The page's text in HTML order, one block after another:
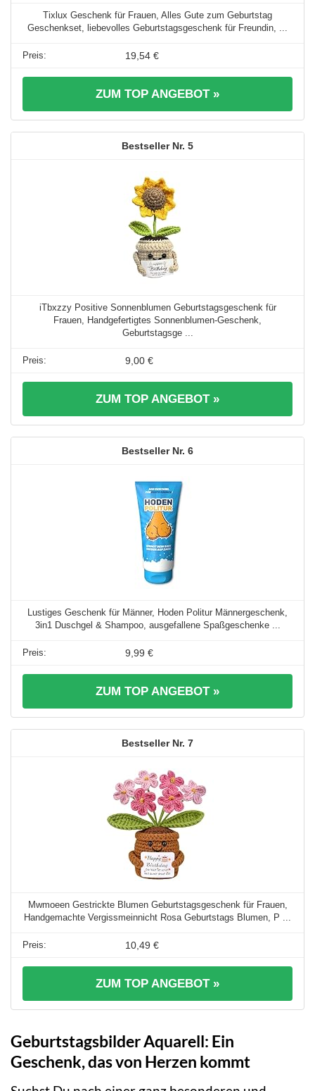
Tixlux Geschenk für Frauen, Alles Gute zum Geburtstag
Geschenkset, liebevolles Geburtstagsgeschenk für Freundin, ...
19,54 €
ZUM TOP ANGEBOT »
5
iTbxzzy Positive Sonnenblumen Geburtstagsgeschenk für
Frauen, Handgefertigtes Sonnenblumen-Geschenk,
Geburtstagsge ...
9,00 €
ZUM TOP ANGEBOT »
6
Lustiges Geschenk für Männer, Hoden Politur Männergeschenk,
3in1 Duschgel & Shampoo, ausgefallene Spaßgeschenke ...
9,99 €
ZUM TOP ANGEBOT »
7
Mwmoeen Gestrickte Blumen Geburtstagsgeschenk für Frauen,
Handgemachte Vergissmeinnicht Rosa Geburtstags Blumen, P ...
10,49 €
ZUM TOP ANGEBOT »
Geburtstagsbilder Aquarell: Ein
Geschenk, das von Herzen kommt